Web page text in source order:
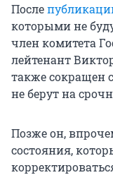
После
которыми не
член комитета
лейтенант
также сокращен
не берут на
Позже он,
состояния,